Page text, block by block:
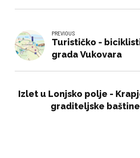
PREVIOUS
Turističko -
grada Vukovara
Izlet u Lonjsko polje -
graditeljske